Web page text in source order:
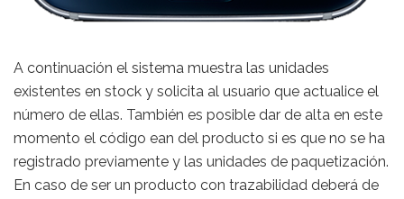
A continuación el sistema muestra las unidades
existentes en stock y solicita al usuario que actualice el
número de ellas. También es posible dar de alta en este
momento el código ean del producto si es que no se ha
registrado previamente y las unidades de paquetización.
En caso de ser un producto con trazabilidad deberá de